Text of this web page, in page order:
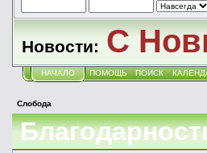
Новости: С
НАЧАЛО ПОМОЩЬ ПОИСК
Слобода